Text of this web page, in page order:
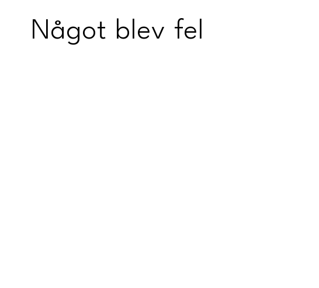
Något blev fel